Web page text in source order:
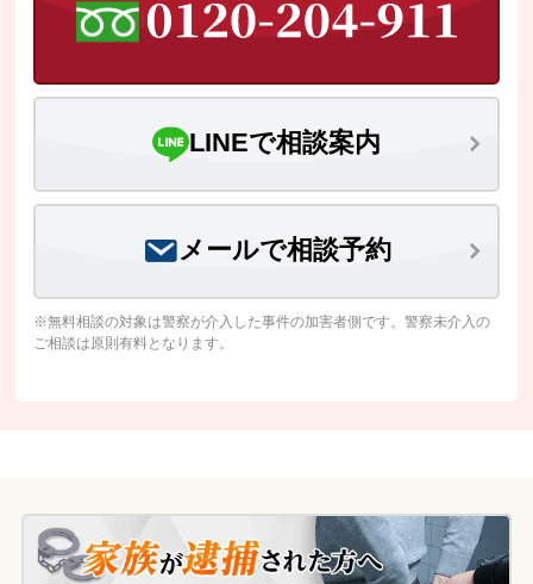
LINEで相談案内
メールで相談予約
※無料相談の対象は警察が介入した事件の加害者側です。警察未介入の
ご相談は原則有料となります。